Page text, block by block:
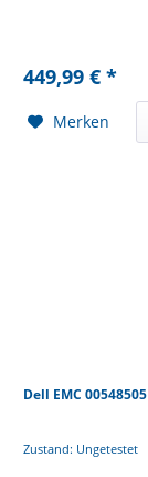
449,99 € *
Merken
Dell EMC 00548505
Zustand: Ungetestet